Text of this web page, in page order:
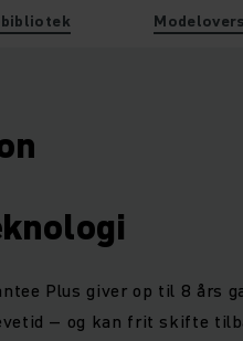
Plus giver op til 8 års
– og kan frit skifte